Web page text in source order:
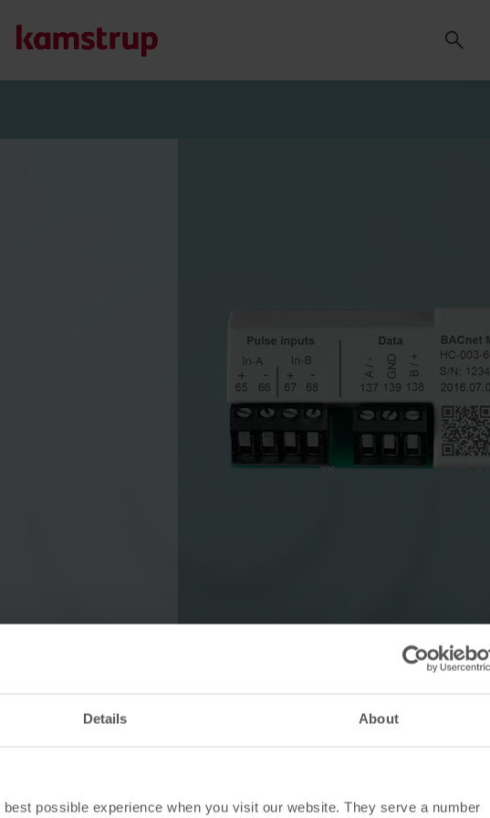
Details About
possible experience when you visit our website. They serve a number
eficiente de la energía.
energética.